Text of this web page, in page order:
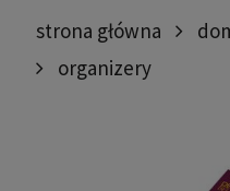
strona główna
organizery